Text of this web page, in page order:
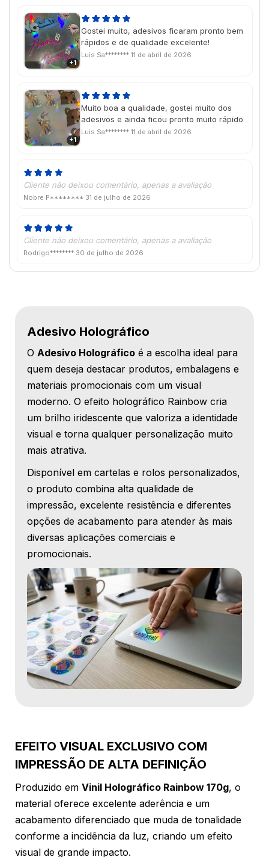
+1
Gostei muito, adesivos ficaram pronto bem
rápidos e de qualidade excelente!
Luis Sa******** 11 de abril de 2026
+1
Muito boa a qualidade, gostei muito dos
adesivos e ainda ficou pronto muito rápido
Luis Sa******** 11 de abril de 2026
Cliente não deixou comentário, apenas a avaliação
Nobre P******** 31 de julho de 2026
Cliente não deixou comentário, apenas a avaliação
Rodrigo******** 30 de julho de 2026
Adesivo Holográfico
O Adesivo Holográfico é a escolha ideal para
quem deseja destacar produtos, embalagens e
materiais promocionais com um visual
moderno. O efeito holográfico Rainbow cria
um brilho iridescente que valoriza a identidade
visual e torna qualquer personalização muito
mais atrativa.
Disponível em cartelas e rolos personalizados,
o produto combina alta qualidade de
impressão, excelente resistência e diferentes
opções de acabamento para atender às mais
diversas aplicações comerciais e
promocionais.
EFEITO VISUAL EXCLUSIVO COM
IMPRESSÃO DE ALTA DEFINIÇÃO
Produzido em Vinil Holográfico Rainbow 170g, o
material oferece excelente aderência e um
acabamento diferenciado que muda de tonalidade
conforme a incidência da luz, criando um efeito
visual de grande impacto.